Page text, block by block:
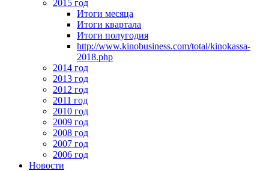
2015 год
Итоги месяца
Итоги квартала
Итоги полугодия
http://www.kinobusiness.com/total/kinokassa-
2018.php
2014 год
2013 год
2012 год
2011 год
2010 год
2009 год
2008 год
2007 год
2006 год
Новости